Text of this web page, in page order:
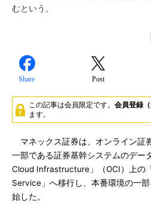
むという。
Share Post
この記事は会員限定です。 会員登録（
ます。
マネックス証券は、オンライン証
一部である証券基幹システムのデー
Cloud Infrastructure」（OCI）上の
Service」へ移行し、本番環境の一
始した。